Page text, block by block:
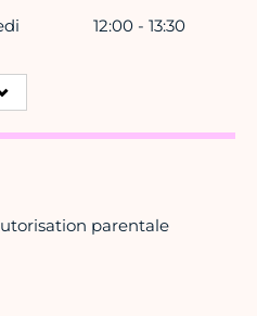
12:00 - 13:30
parentale